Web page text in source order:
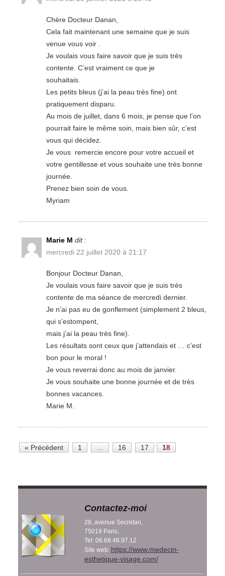
Chère Docteur Danan,
Cela fait maintenant une semaine que je suis
venue vous voir .
Je voulais vous faire savoir que je suis trēs
contente. C’est vraiment ce que je
souhaitais.
Les petits bleus (j’ai la peau très fine) ont
pratiquement disparu.
Au mois de juillet, dans 6 mois, je pense que l’on
pourrait faire le même soin, mais bien sûr, c’est
vous qui dėcidez.
Je vous remercie encore pour votre accueil et
votre gentillesse et vous souhaite une très bonne
journée.
Prenez bien soin de vous.
Myriam
Marie M dit :
mercredi 22 juillet 2020 à 21:17
Bonjour Docteur Danan,
Je voulais vous faire savoir que je suis très
contente de ma séance de mercredi dernier.
Je n’ai pas eu de gonflement (simplement 2 bleus,
qui s’estompent,
mais j’ai la peau très fine).
Les résultats sont ceux que j’attendais et … c’est
bon pour le moral !
Je vous reverrai donc au mois de janvier.
Je vous souhaite une bonne journée et de très
bonnes vacances.
Marie M.
« Précédent 1 16 17 18
Contactez-moi
28, avenue Secretan,
75019 Paris,
Tel: 06.68.46.97.12
Site web: https://www.medecin-
esthetique-visage.com/